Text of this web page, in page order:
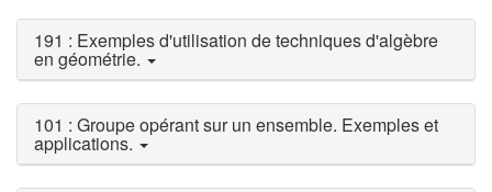
191 : Exemples d'utilisation de techniques d'algèbre
en géométrie.
101 : Groupe opérant sur un ensemble. Exemples et
applications.